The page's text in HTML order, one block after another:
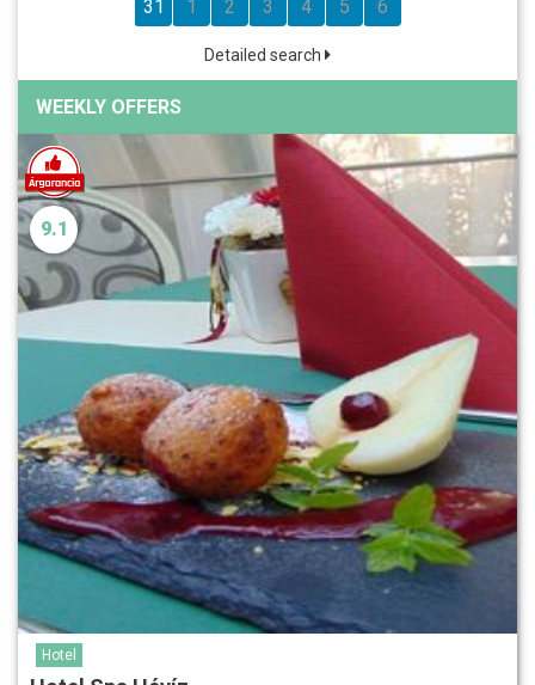
31
1 2 3 4 5 6
Detailed search
WEEKLY OFFERS
9.1
Hotel